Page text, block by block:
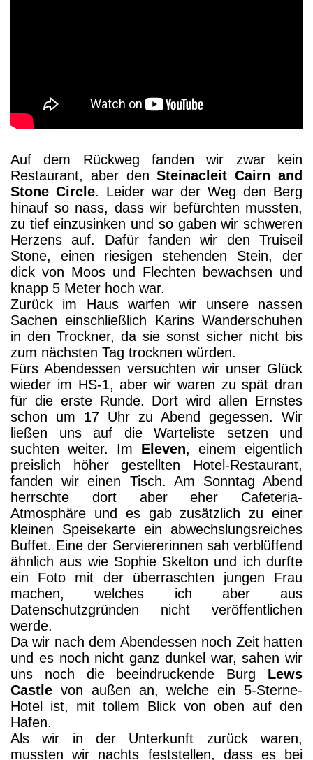
Auf dem Rückweg fanden wir zwar kein
Restaurant, aber denSteinacleit Cairn and
Stone Circle. Leider war der Weg den Berg
hinauf so nass, dass wir befürchten mussten,
zu tief einzusinken und so gaben wir schweren
Herzens auf. Dafür fanden wir den Truiseil
Stone, einen riesigen stehenden Stein, der
dick von Moos und Flechten bewachsen und
knapp 5 Meter hoch war.
Zurück im Haus warfen wir unsere nassen
Sachen einschließlich Karins Wanderschuhen
in den Trockner, da sie sonst sicher nicht bis
zum nächsten Tag trocknen würden.
Fürs Abendessen versuchten wir unser Glück
wieder im HS-1, aber wir waren zu spät dran
für die erste Runde. Dort wird allen Ernstes
schon um 17 Uhr zu Abend gegessen. Wir
ließen uns auf die Warteliste setzen und
suchten weiter. Im Eleven, einem eigentlich
preislich höher gestellten Hotel-Restaurant,
fanden wir einen Tisch. Am Sonntag Abend
herrschte dort aber eher Cafeteria-
Atmosphäre und es gab zusätzlich zu einer
kleinen Speisekarte ein abwechslungsreiches
Buffet. Eine der Serviererinnen sah verblüffend
ähnlich aus wie Sophie Skelton und ich durfte
ein Foto mit der überraschten jungen Frau
machen, welches ich aber aus
Datenschutzgründen nicht veröffentlichen
werde.
Da wir nach dem Abendessen noch Zeit hatten
und es noch nicht ganz dunkel war, sahen wir
uns noch die beeindruckende Burg Lews
Castle von außen an, welche ein 5-Sterne-
Hotel ist, mit tollem Blick von oben auf den
Hafen.
Als wir in der Unterkunft zurück waren,
mussten wir nachts feststellen, dass es bei